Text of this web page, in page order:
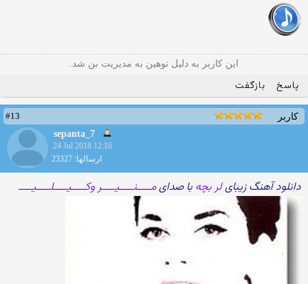
این کاربر به دلیل توهین به مدیریت بن شد.
پاسخ بازگفت
کاربر
#13
sepanta_7
24 Jul 2018 12:16
ارسالها: 23327
دانلود آهنگ زیبایلر بچه با صدایمـــــنـــــیـــــر وکـــــیـــــلـــــیـــــ